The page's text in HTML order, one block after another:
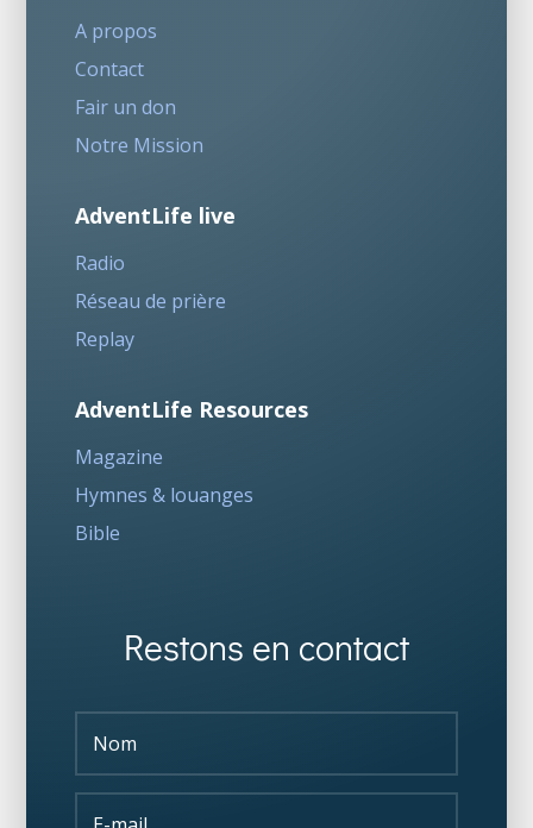
A propos
Contact
Fair un don
Notre Mission
AdventLife live
Radio
Réseau de prière
Replay
AdventLife Resources
Magazine
Hymnes & louanges
Bible
Restons en contact